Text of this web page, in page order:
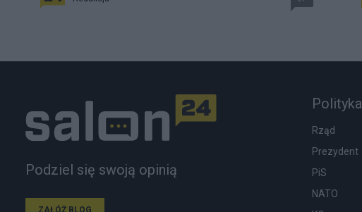
Podziel się swoją opinią
Polityka
Rząd
Prezydent
PiS
NATO